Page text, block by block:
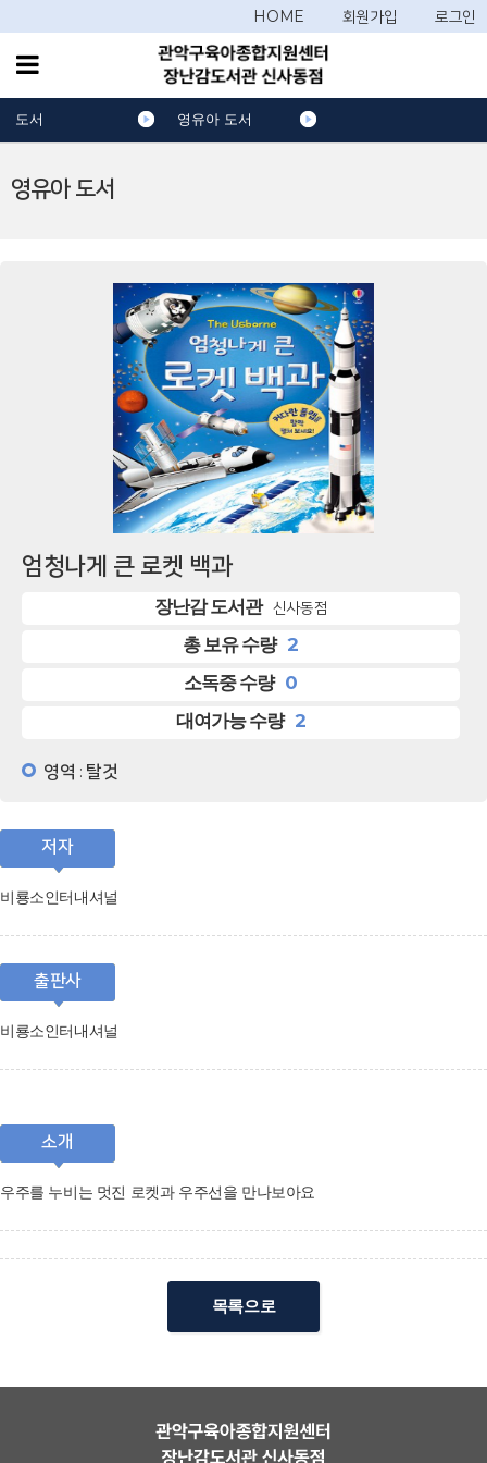
HOME 회원가입 로그인
영유아 도서
도서 영유아 도서
엄청나게 큰 로켓 백과
장난감 도서관 신사동점
총 보유 수량 2
소독중 수량 0
대여가능 수량 2
영역 : 탈것
저자
비룡소인터내셔널
출판사
비룡소인터내셔널
소개
우주를 누비는 멋진 로켓과 우주선을 만나보아요
목록으로